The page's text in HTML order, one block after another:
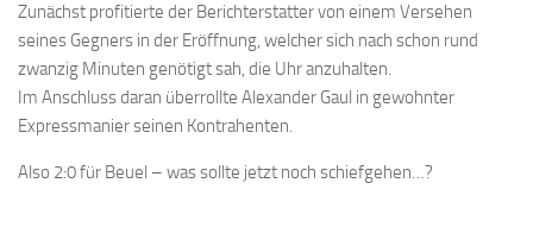
Schach online
1.Online Schachturnierserie
Termine
Zunächst profitierte der Berichterstatter von einem Versehen
seines Gegners in der Eröffnung, welcher sich nach schon rund
zwanzig Minuten genötigt sah, die Uhr anzuhalten.
Im Anschluss daran überrollte Alexander Gaul in gewohnter
Expressmanier seinen Kontrahenten.
Also 2:0 für Beuel – was sollte jetzt noch schiefgehen…?